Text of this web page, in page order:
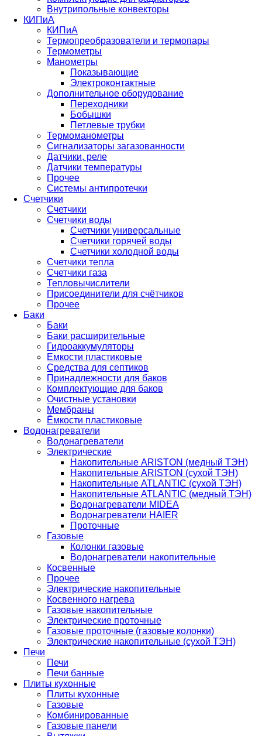
Внутрипольные конвекторы
КИПиА
КИПиА
Термопреобразователи и термопары
Термометры
Манометры
Показывающие
Электроконтактные
Дополнительное оборудование
Переходники
Бобышки
Петлевые трубки
Термоманометры
Сигнализаторы загазованности
Датчики, реле
Датчики температуры
Прочее
Системы антипротечки
Счетчики
Счетчики
Счетчики воды
Счетчики универсальные
Счетчики горячей воды
Счетчики холодной воды
Счетчики тепла
Счетчики газа
Тепловычислители
Присоединители для счётчиков
Прочее
Баки
Баки
Баки расширительные
Гидроаккумуляторы
Емкости пластиковые
Средства для септиков
Принадлежности для баков
Комплектующие для баков
Очистные установки
Мембраны
Ёмкости пластиковые
Водонагреватели
Водонагреватели
Электрические
Накопительные ARISTON (медный ТЭН)
Накопительные ARISTON (сухой ТЭН)
Накопительные ATLANTIC (сухой ТЭН)
Накопительные ATLANTIC (медный ТЭН)
Водонагреватели MIDEA
Водонагреватели HAIER
Проточные
Газовые
Колонки газовые
Водонагреватели накопительные
Косвенные
Прочее
Электрические накопительные
Косвенного нагрева
Газовые накопительные
Электрические проточные
Газовые проточные (газовые колонки)
Электрические накопительные (сухой ТЭН)
Печи
Печи
Печи банные
Плиты кухонные
Плиты кухонные
Газовые
Комбинированные
Газовые панели